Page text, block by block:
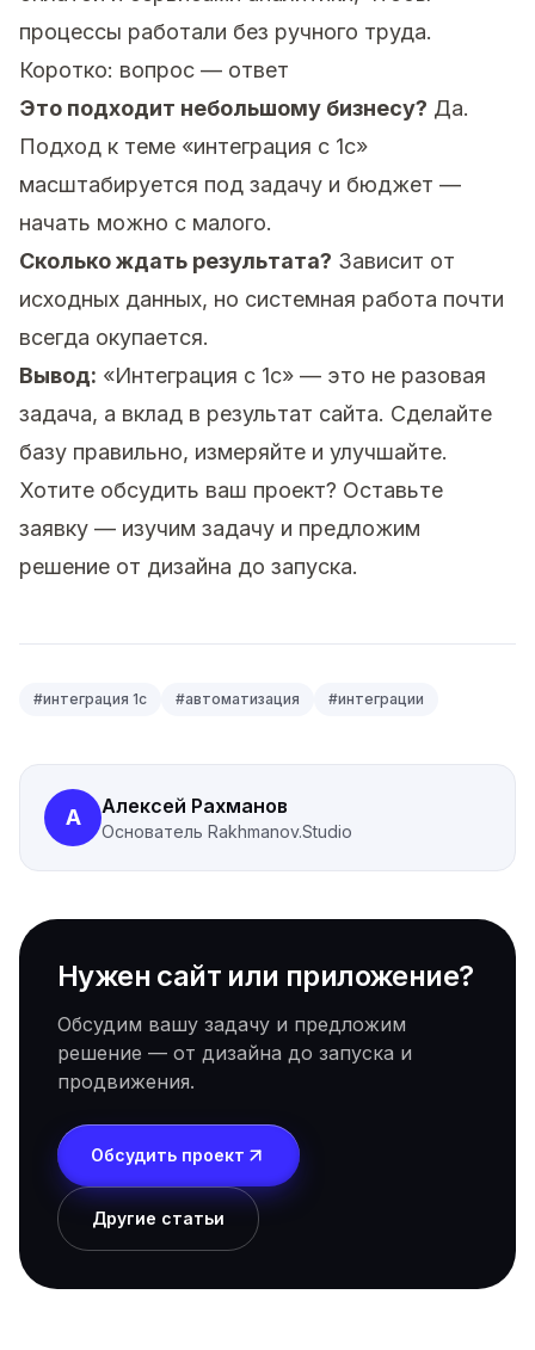
процессы работали без ручного труда.
Коротко: вопрос — ответ
Это подходит небольшому бизнесу? Да.
Подход к теме «интеграция с 1с»
масштабируется под задачу и бюджет —
начать можно с малого.
Сколько ждать результата? Зависит от
исходных данных, но системная работа почти
всегда окупается.
Вывод: «Интеграция с 1с» — это не разовая
задача, а вклад в результат сайта. Сделайте
базу правильно, измеряйте и улучшайте.
Хотите обсудить ваш проект? Оставьте
заявку — изучим задачу и предложим
решение от дизайна до запуска.
#интеграция 1с #автоматизация #интеграции
А Алексей Рахманов
Основатель Rakhmanov.Studio
Нужен сайт или приложение?
Обсудим вашу задачу и предложим
решение — от дизайна до запуска и
продвижения.
Обсудить проект
Другие статьи